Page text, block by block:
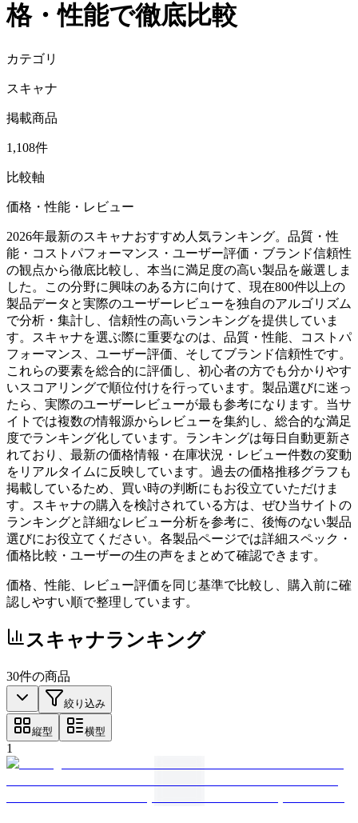
格・性能で徹底比較
カテゴリ
スキャナ
掲載商品
1,108件
比較軸
価格・性能・レビュー
2026年最新のスキャナおすすめ人気ランキング。品質・性
能・コストパフォーマンス・ユーザー評価・ブランド信頼性
の観点から徹底比較し、本当に満足度の高い製品を厳選しま
した。この分野に興味のある方に向けて、現在800件以上の
製品データと実際のユーザーレビューを独自のアルゴリズム
で分析・集計し、信頼性の高いランキングを提供していま
す。スキャナを選ぶ際に重要なのは、品質・性能、コストパ
フォーマンス、ユーザー評価、そしてブランド信頼性です。
これらの要素を総合的に評価し、初心者の方でも分かりやす
いスコアリングで順位付けを行っています。製品選びに迷っ
たら、実際のユーザーレビューが最も参考になります。当サ
イトでは複数の情報源からレビューを集約し、総合的な満足
度でランキング化しています。ランキングは毎日自動更新さ
れており、最新の価格情報・在庫状況・レビュー件数の変動
をリアルタイムに反映しています。過去の価格推移グラフも
掲載しているため、買い時の判断にもお役立ていただけま
す。スキャナの購入を検討されている方は、ぜひ当サイトの
ランキングと詳細なレビュー分析を参考に、後悔のない製品
選びにお役立てください。各製品ページでは詳細スペック・
価格比較・ユーザーの生の声をまとめて確認できます。
価格、性能、レビュー評価を同じ基準で比較し、購入前に確
認しやすい順で整理しています。
スキャナランキング
30件の商品
絞り込み
縦型 横型
1